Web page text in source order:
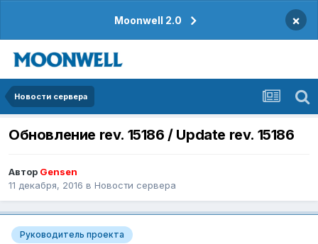
Moonwell 2.0 ×
Новости сервера
Обновление rev. 15186 / Update rev. 15186
Автор Gensen
11 декабря, 2016 в Новости сервера
Руководитель проекта